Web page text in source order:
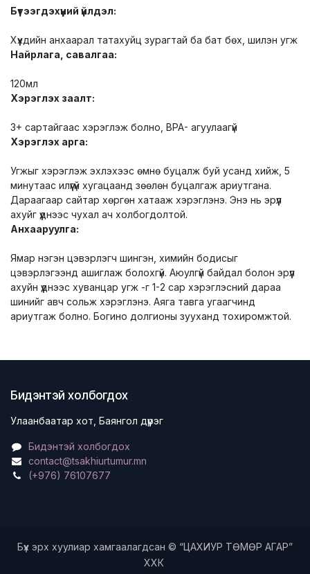
Бүтээгдэхүүний үйлдэл:
Хүүхдийн анхаарал татахуйц зурагтай ба бат бөх, шилэн угж
Найрлага, савалгаа:
120мл
Хэрэглэх заалт:
3+ сартайгаас хэрэглэж болно, BPA- агуулаагүй
Хэрэглэх арга:
Угжыг хэрэглэж эхлэхээс өмнө буцалж буй усанд хийж, 5
минутаас илүүгүй хугацаанд зөөлөн буцалгаж ариутгана.
Дараагаар сайтар хөргөн хатааж хэрэглэнэ. Энэ нь эрүүл
ахуйг үүднээс чухал ач холбогдолтой.
Анхааруулга:
Ямар нэгэн цэвэрлэгч шингэн, химийн бодисыг
цэвэрлэгээнд ашиглаж болохгүй. Аюулгүй байдал болон эрүүл
ахуйн үүднээс хуванцар угж -г 1-2 сар хэрэглэсний дараа
шинийг авч сольж хэрэглэнэ. Аяга тавга угаагчинд
ариутгаж болно. Богино долгионы зууханд тохиромжтой.
Бидэнтэй холбогдох
Улаанбаатар хот, Баянгол дүүрэг
Бидэнтэй холбогдох
contact@tsakhiurtumur.mn
(+976) 76107677
Бүх эрх хуулиар хамгаалагдсан © “ЦАХИУР ТӨМӨР АГАР”
ХХК